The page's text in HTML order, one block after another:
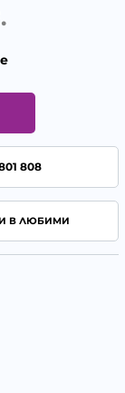
808
В ЛЮБИМИ